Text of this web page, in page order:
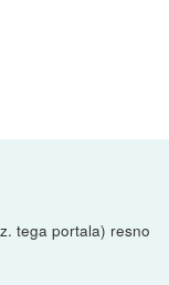
tega portala) resno